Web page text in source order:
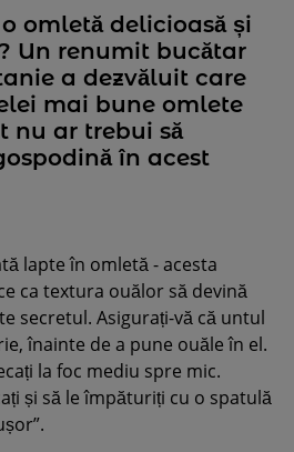
omletă delicioasă și
Un renumit bucătar
a dezvăluit care
mai bune omlete
nu ar trebui să
în acest
lapte în omletă - acesta
ca textura ouălor să devină
secretul. Asigurați-vă că untul
înainte de a pune ouăle în el.
la foc mediu spre mic.
și să le împăturiți cu o spatulă